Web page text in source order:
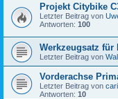
Projekt Citybike
Letzter Beitrag von
Antworten: 100
Werkzeugsatz
Letzter Beitrag von
Vorderachse
Letzter Beitrag von
Antworten: 10